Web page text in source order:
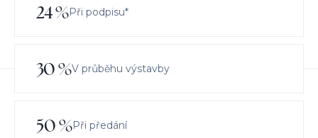
24%Při podpisu*
30%V průběhu výstavby
50%Při předání